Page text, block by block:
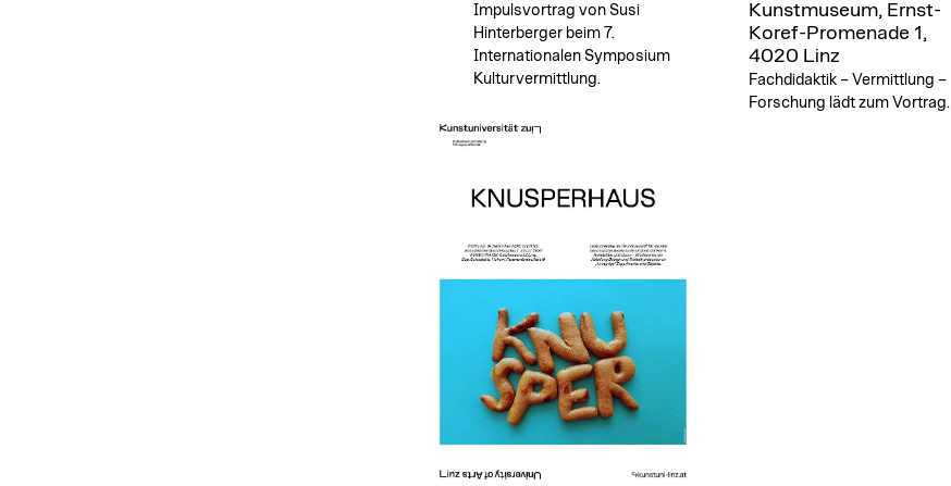
Kunstmuseum, Ernst-
Koref-Promenade 1,
4020 Linz
Fachdidaktik – Vermittlung –
Forschung lädt zum Vortrag.
Impulsvortrag von Susi
Hinterberger beim 7.
Internationalen Symposium
Kulturvermittlung.